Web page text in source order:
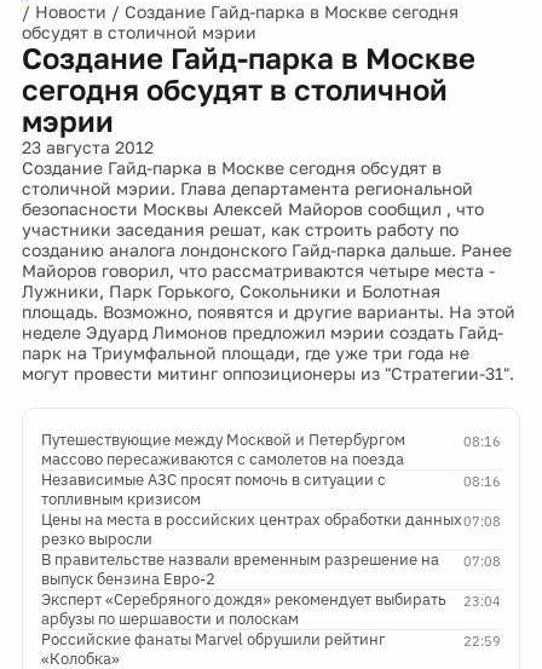
/ Новости / Создание Гайд-парка в Москве сегодня
обсудят в столичной мэрии
Создание Гайд-парка в Москве
сегодня обсудят в столичной
мэрии
23 августа 2012
Создание Гайд-парка в Москве сегодня обсудят в
столичной мэрии. Глава департамента региональной
безопасности Москвы Алексей Майоров сообщил , что
участники заседания решат, как строить работу по
созданию аналога лондонского Гайд-парка дальше. Ранее
Майоров говорил, что рассматриваются четыре места -
Лужники, Парк Горького, Сокольники и Болотная
площадь. Возможно, появятся и другие варианты. На этой
неделе Эдуард Лимонов предложил мэрии создать Гайд-
парк на Триумфальной площади, где уже три года не
могут провести митинг оппозиционеры из "Стратегии-31".
08:16
Путешествующие между Москвой и Петербургом
массово пересаживаются с самолетов на поезда
08:16
Независимые АЗС просят помочь в ситуации с
топливным кризисом
07:08
Цены на места в российских центрах обработки данных
резко выросли
07:08
В правительстве назвали временным разрешение на
выпуск бензина Евро-2
23:04
Эксперт «Серебряного дождя» рекомендует выбирать
арбузы по шершавости и полоскам
22:59
Российские фанаты Marvel обрушили рейтинг
«Колобка»